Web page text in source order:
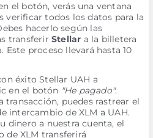
el botón, verás una ventana
verificar todos los datos para la
hacerlo según las
transferir Stellar a la billetera
Este proceso llevará hasta 10
éxito Stellar UAH a
en el botón "He pagado".
transacción, puedes rastrear el
intercambio de XLM a UAH.
dinero a nuestra cuenta, el
de XLM transferirá